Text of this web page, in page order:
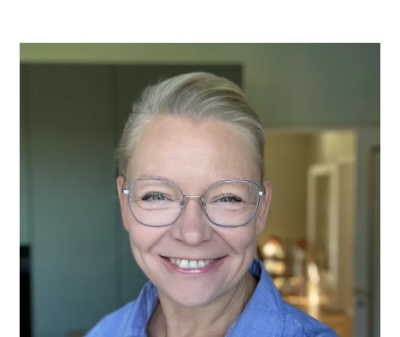
PRIMÆR